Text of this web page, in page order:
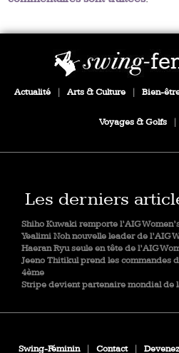
Actualité Arts & Culture Bien-
Voyages & Golfs
Les derniers
Shiho Kuwaki remporte l’AIG
Yealimi Noh nouvelle leader de l’AIG
Haeran Ryu seule en tête de l’AIG
Jeeno Thitikul prend les commandes
4ème
Stripe devient partenaire mondial de
Swing-Féminin Contact